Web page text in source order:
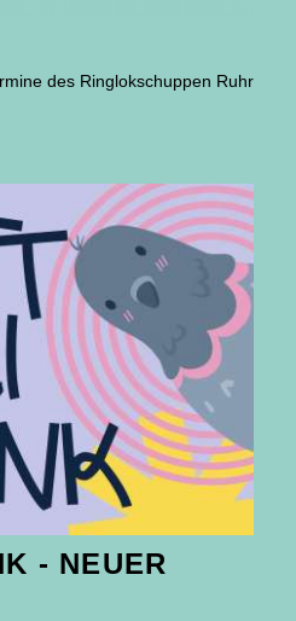
des Ringlokschuppen Ruhr
- NEUER